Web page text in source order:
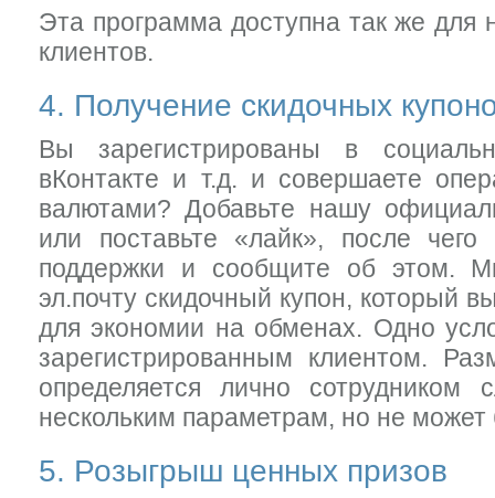
Эта программа доступна так же для
клиентов.
4. Получение скидочных
Вы зарегистрированы в
вКонтакте и т.д. и совершаете
валютами? Добавьте нашу
или поставьте «лайк», после
поддержки и сообщите об этом.
эл.почту скидочный купон, который
для экономии на обменах. Одно
зарегистрированным клиентом.
определяется лично сотрудником
нескольким параметрам, но не
5. Розыгрыш ценных призов